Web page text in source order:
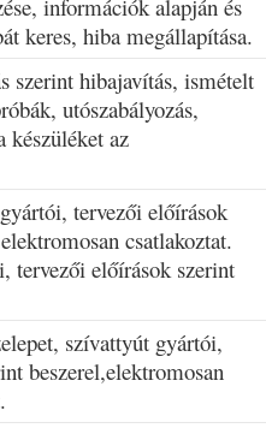
információk alapján és
keres, hiba megállapítása.
szerint hibajavítás, ismételt
utószabályozás,
készüléket az
tervezői előírások
csatlakoztat.
tervezői előírások szerint
szívattyút gyártói,
beszerel,elektromosan